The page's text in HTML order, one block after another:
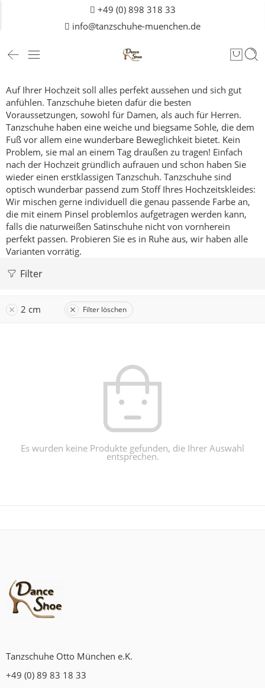
+49 (0) 898 318 33
info@tanzschuhe-muenchen.de
Auf Ihrer Hochzeit soll alles perfekt aussehen und sich gut
anfühlen. Tanzschuhe bieten dafür die besten
Voraussetzungen, sowohl für Damen, als auch für Herren.
Tanzschuhe haben eine weiche und biegsame Sohle, die dem
Fuß vor allem eine wunderbare Beweglichkeit bietet. Kein
Problem, sie mal an einem Tag draußen zu tragen! Einfach
nach der Hochzeit gründlich aufrauen und schon haben Sie
wieder einen erstklassigen Tanzschuh. Tanzschuhe sind
optisch wunderbar passend zum Stoff Ihres Hochzeitskleides:
Wir mischen gerne individuell die genau passende Farbe an,
die mit einem Pinsel problemlos aufgetragen werden kann,
falls die naturweißen Satinschuhe nicht von vornherein
perfekt passen. Probieren Sie es in Ruhe aus, wir haben alle
Varianten vorrätig.
Filter
2 cm Filter löschen
Es wurden keine Produkte gefunden, die Ihrer Auswahl
entsprechen.
Tanzschuhe Otto München e.K.
+49 (0) 89 83 18 33